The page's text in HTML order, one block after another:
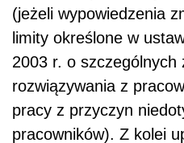
(jeżeli wypowiedzenia
limity określone w
2003 r. o szczególnych
rozwiązywania z
pracy z przyczyn
pracowników). Z kolei